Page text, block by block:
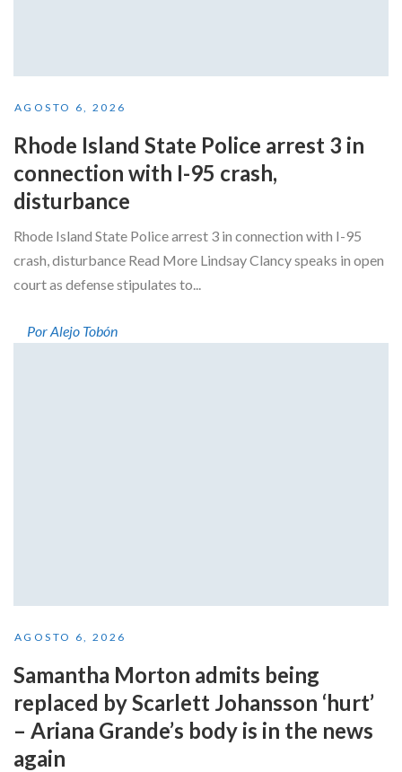
AGOSTO 6, 2026
Rhode Island State Police arrest 3 in
connection with I-95 crash,
disturbance
Rhode Island State Police arrest 3 in connection with I-95
crash, disturbance Read More Lindsay Clancy speaks in open
court as defense stipulates to...
Por Alejo Tobón
AGOSTO 6, 2026
Samantha Morton admits being
replaced by Scarlett Johansson ‘hurt’
– Ariana Grande’s body is in the news
again